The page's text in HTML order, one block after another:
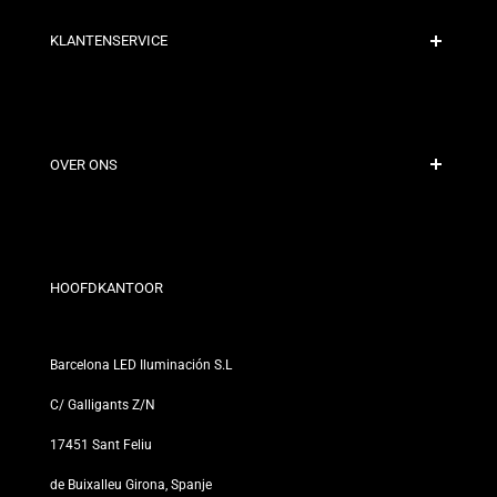
KLANTENSERVICE
Contact
OVER ONS
Onze Winkels
HOOFDKANTOOR
Barcelona LED Iluminación S.L
C/ Galligants Z/N
17451 Sant Feliu
de Buixalleu Girona, Spanje